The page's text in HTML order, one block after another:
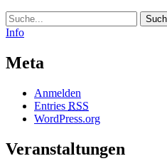
Suche
Info
Meta
Anmelden
Entries RSS
WordPress.org
Veranstaltungen